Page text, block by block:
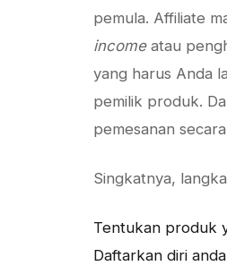
pemula. Affiliate
incomeatau
yang harus Anda
pemilik produk.
pemesanan
Singkatnya,
Tentukan produk
Daftarkan diri